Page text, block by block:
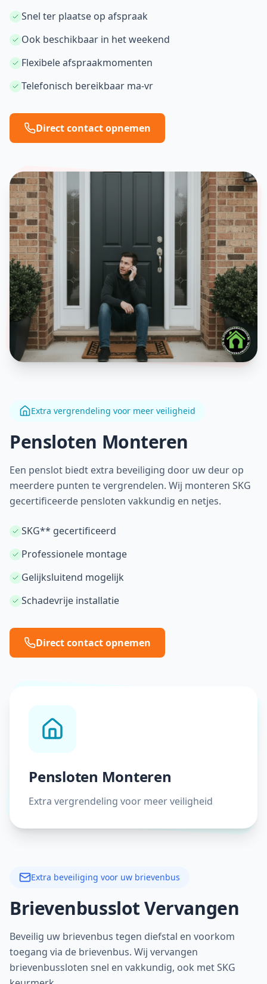
Snel ter plaatse op afspraak
Ook beschikbaar in het weekend
Flexibele afspraakmomenten
Telefonisch bereikbaar ma-vr
Direct contact opnemen
Extra vergrendeling voor meer veiligheid
Pensloten Monteren
Een penslot biedt extra beveiliging door uw deur op
meerdere punten te vergrendelen. Wij monteren SKG
gecertificeerde pensloten vakkundig en netjes.
SKG** gecertificeerd
Professionele montage
Gelijksluitend mogelijk
Schadevrije installatie
Direct contact opnemen
Pensloten Monteren
Extra vergrendeling voor meer veiligheid
Extra beveiliging voor uw brievenbus
Brievenbusslot Vervangen
Beveilig uw brievenbus tegen diefstal en voorkom
toegang via de brievenbus. Wij vervangen
brievenbussloten snel en vakkundig, ook met SKG